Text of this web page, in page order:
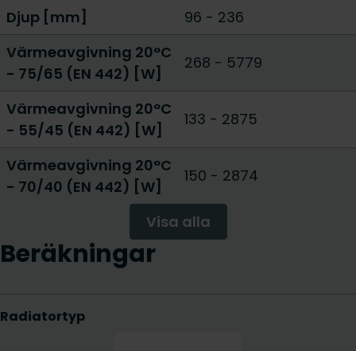
Djup [mm]
96 - 236
Värmeavgivning 20°C
- 75/65 (EN 442) [W]
268 - 5779
Värmeavgivning 20°C
- 55/45 (EN 442) [W]
133 - 2875
Värmeavgivning 20°C
- 70/40 (EN 442) [W]
150 - 2874
Visa alla
Beräkningar